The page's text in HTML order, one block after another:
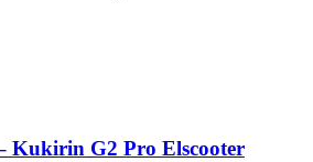
Kukirin G2 Pro Elscooter